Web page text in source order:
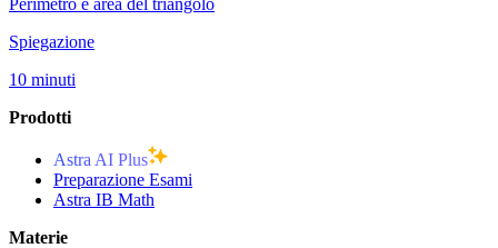
Spiegazione
10 minuti
Prodotti
Astra AI Plus
Preparazione Esami
Astra IB Math
Materie